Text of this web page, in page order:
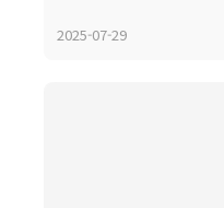
2025-07-29